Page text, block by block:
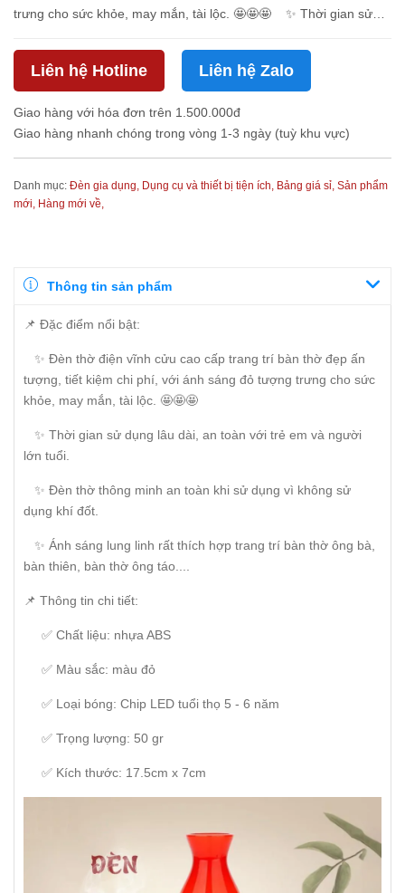
trưng cho sức khỏe, may mắn, tài lộc. 🤩🤩🤩 ✨ Thời gian sử
Liên hệ Hotline Liên hệ Zalo
Giao hàng với hóa đơn trên 1.500.000đ
Giao hàng nhanh chóng trong vòng 1-3 ngày (tuỳ khu vực)
Danh mục: Đèn gia dụng, Dụng cụ và thiết bị tiện ích, Bảng giá sỉ, Sản phẩm
mới, Hàng mới về,
Thông tin sản phẩm
📌 Đặc điểm nổi bật:
✨ Đèn thờ điện vĩnh cửu cao cấp trang trí bàn thờ đẹp ấn
tượng, tiết kiệm chi phí, với ánh sáng đỏ tượng trưng cho sức
khỏe, may mắn, tài lộc. 🤩🤩🤩
✨ Thời gian sử dụng lâu dài, an toàn với trẻ em và người
lớn tuổi.
✨ Đèn thờ thông minh an toàn khi sử dụng vì không sử
dụng khí đốt.
✨ Ánh sáng lung linh rất thích hợp trang trí bàn thờ ông bà,
bàn thiên, bàn thờ ông táo....
📌 Thông tin chi tiết:
✅ Chất liệu: nhựa ABS
✅ Màu sắc: màu đỏ
✅ Loại bóng: Chip LED tuổi thọ 5 - 6 năm
✅ Trọng lượng: 50 gr
✅ Kích thước: 17.5cm x 7cm